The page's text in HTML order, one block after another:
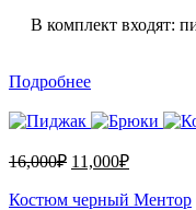
В комплект входят:
Подробнее
16,000₽ 11,000₽
Костюм черный Ментор